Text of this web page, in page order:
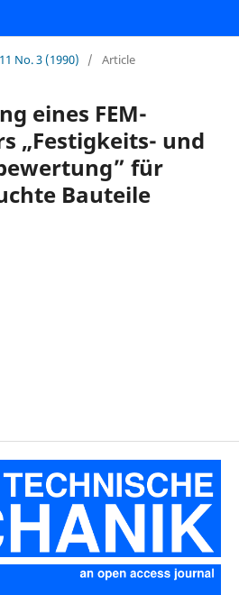
No. 3 (1990) / Article
eines FEM-
„Festigkeits- und
für
Bauteile